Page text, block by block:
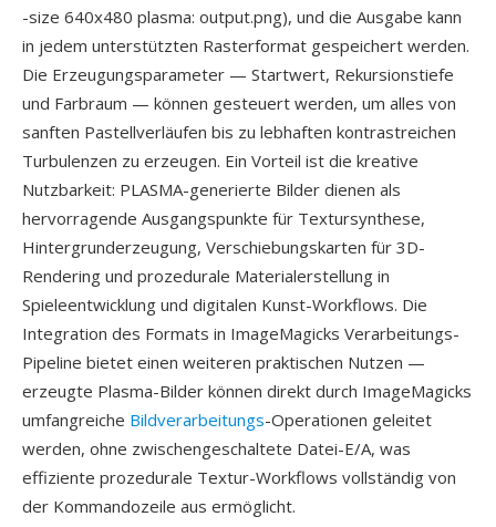
-size 640x480 plasma: output.png), und die Ausgabe kann
in jedem unterstützten Rasterformat gespeichert werden.
Die Erzeugungsparameter — Startwert, Rekursionstiefe
und Farbraum — können gesteuert werden, um alles von
sanften Pastellverläufen bis zu lebhaften kontrastreichen
Turbulenzen zu erzeugen. Ein Vorteil ist die kreative
Nutzbarkeit: PLASMA-generierte Bilder dienen als
hervorragende Ausgangspunkte für Textursynthese,
Hintergrunderzeugung, Verschiebungskarten für 3D-
Rendering und prozedurale Materialerstellung in
Spieleentwicklung und digitalen Kunst-Workflows. Die
Integration des Formats in ImageMagicks Verarbeitungs-
Pipeline bietet einen weiteren praktischen Nutzen —
erzeugte Plasma-Bilder können direkt durch ImageMagicks
umfangreiche Bildverarbeitungs-Operationen geleitet
werden, ohne zwischengeschaltete Datei-E/A, was
effiziente prozedurale Textur-Workflows vollständig von
der Kommandozeile aus ermöglicht.